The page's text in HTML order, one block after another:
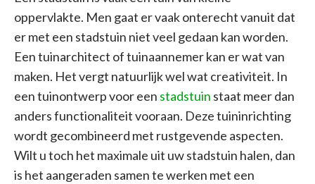
oppervlakte. Men gaat er vaak onterecht vanuit dat
er met een stadstuin niet veel gedaan kan worden.
Een tuinarchitect of tuinaannemer kan er wat van
maken. Het vergt natuurlijk wel wat creativiteit. In
een tuinontwerp voor een stadstuin staat meer dan
anders functionaliteit vooraan. Deze tuininrichting
wordt gecombineerd met rustgevende aspecten.
Wilt u toch het maximale uit uw stadstuin halen, dan
is het aangeraden samen te werken met een